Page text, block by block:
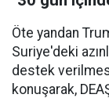
Öte yandan
Suriye'deki
destek
konuşarak,